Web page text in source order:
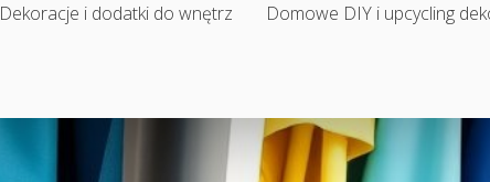
Dekoracje i dodatki do wnętrz Domowe DIY i upcycling